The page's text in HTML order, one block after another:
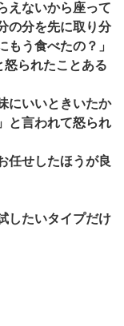
えないから座って
の分を先に取り分
う食べたの？」
怒られたことある
にいいときいたか
と言われて怒られ
任せしたほうが良
したいタイプだけ